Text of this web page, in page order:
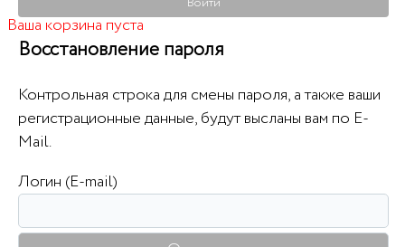
Ваша корзина пуста
Восстановление пароля
Контрольная строка для смены пароля, а также ваши
регистрационные данные, будут высланы вам по E-
Mail.
Логин (E-mail)